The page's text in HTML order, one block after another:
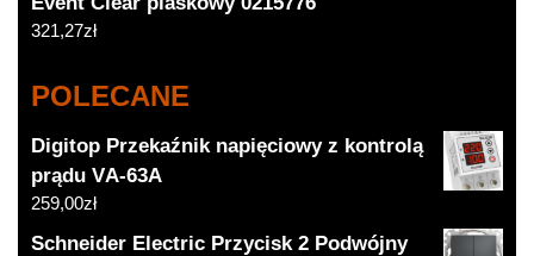
321,27zł
POLECANE
Digitop Przekaźnik napięciowy z kontrolą
prądu VА-63А
259,00zł
Schneider Electric Przycisk 2 Podwójny